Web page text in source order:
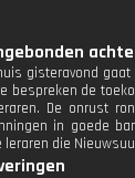
gisteravond
bespreken de
De onrust
in goede
die